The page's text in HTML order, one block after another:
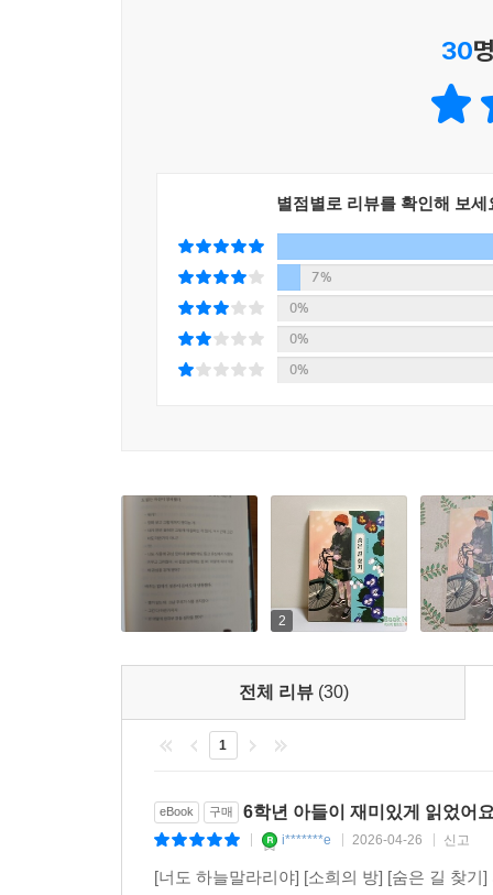
곧 우리들의 이야기니까. 독자들이 이 아름답고
『숨은 길 찾기』는 2014년에 출간됐다. 앞의
당시엔 별 문제의식 없이 했던 표현들이 지금은
작가의 임무라고 생각한다. 세세히 본다고 했지
--- 「작가의 말」 중에서
이 책의 설득력 있는 주제 의식과 감정적 공감은
이금이 청소년문학 시리즈 소개
『유진과 유진』의 개정판을 첫 책으로 출발한
이 개정 및 시리즈화는 단순히 책의 옷을 갈아입
의식 등을 입히는 작업이다.
독자들이 만나는 마지막 작품으로서 성인이 되기
30
별점별로 리뷰를 확인해 보세
7%
0%
0%
0%
2
전체 리뷰 (30)
1
eBook 구매 6학년 아들이 재미있게 읽었어
i*******e 2026-04-26 신고
[너도 하늘말라리야] [소희의 방] [숨은 길 찾